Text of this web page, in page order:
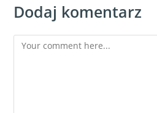
Dodaj komentarz